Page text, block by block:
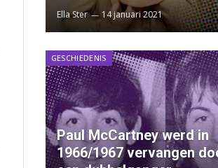
Ella Ster 14 januari 2021
GESCHIEDENIS
Paul McCartney werd in
1966/1967 vervangen